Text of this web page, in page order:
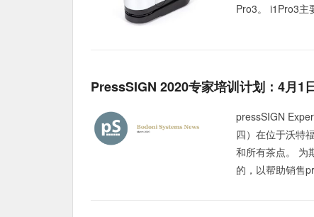
Pro3。 i1Pro3主
PressSIGN 2020专家培训计划：4月1
pressSIGN
四）在位于沃特
和所有茶点。 为
的，以帮助销售